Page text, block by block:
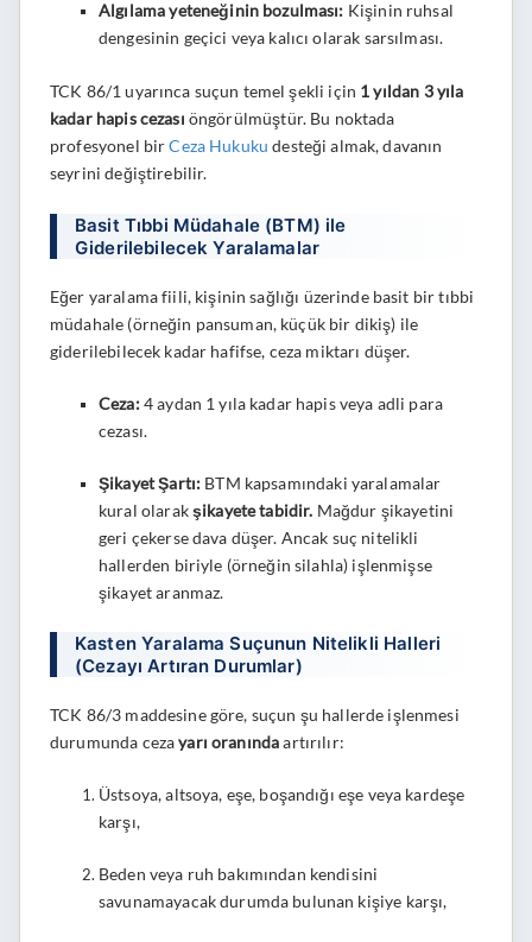
Algılama yeteneğinin bozulması: Kişinin ruhsal
dengesinin geçici veya kalıcı olarak sarsılması.
TCK 86/1 uyarınca suçun temel şekli için 1 yıldan 3 yıla
kadar hapis cezası öngörülmüştür. Bu noktada
profesyonel birCeza Hukuku desteği almak, davanın
seyrini değiştirebilir.
Basit Tıbbi Müdahale (BTM) ile
Giderilebilecek Yaralamalar
Eğer yaralama fiili, kişinin sağlığı üzerinde basit bir tıbbi
müdahale (örneğin pansuman, küçük bir dikiş) ile
giderilebilecek kadar hafifse, ceza miktarı düşer.
Ceza:4 aydan 1 yıla kadar hapis veya adli para
cezası.
Şikayet Şartı: BTM kapsamındaki yaralamalar
kural olarakşikayete tabidir. Mağdur şikayetini
geri çekerse dava düşer. Ancak suç nitelikli
hallerden biriyle (örneğin silahla) işlenmişse
şikayet aranmaz.
Kasten Yaralama Suçunun Nitelikli Halleri
(Cezayı Artıran Durumlar)
TCK 86/3 maddesine göre, suçun şu hallerde işlenmesi
durumunda cezayarı oranındaartırılır:
Üstsoya, altsoya, eşe, boşandığı eşe veya kardeşe
karşı,
Beden veya ruh bakımından kendisini
savunamayacak durumda bulunan kişiye karşı,